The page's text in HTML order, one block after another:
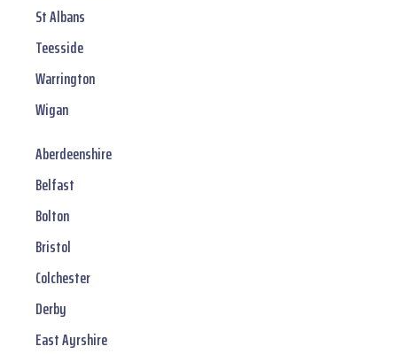
St Albans
Teesside
Warrington
Wigan
Aberdeenshire
Belfast
Bolton
Bristol
Colchester
Derby
East Ayrshire